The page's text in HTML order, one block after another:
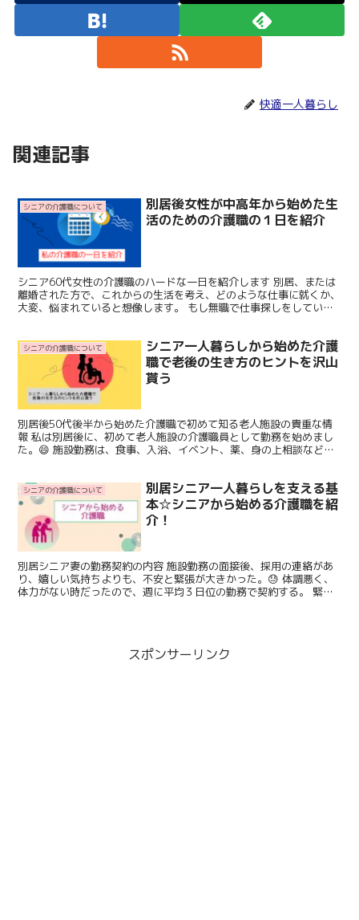
快適一人暮らし
関連記事
シニアの介護職について
別居後女性が中高年から始めた生
活のための介護職の１日を紹介
シニア60代女性の介護職のハードな一日を紹介します 別居、または
離婚された方で、これからの生活を考え、どのような仕事に就くか、
大変、悩まれていると想像します。 もし無職で仕事探しをしている
シニアの介護職について
シニア一人暮らしから始めた介護
職で老後の生き方のヒントを沢山
貰う
別居後50代後半から始めた介護職で初めて知る老人施設の貴重な情
報 私は別居後に、初めて老人施設の介護職員として勤務を始めまし
た。😄 施設勤務は、食事、入浴、イベント、薬、身の上相談など、
シニアの介護職について
別居シニア一人暮らしを支える基
本☆シニアから始める介護職を紹
介！
別居シニア妻の勤務契約の内容 施設勤務の面接後、採用の連絡があ
り、嬉しい気持ちよりも、不安と緊張が大きかった。😓 体調悪く、
体力がない時だったので、週に平均３日位の勤務で契約する。 緊急
スポンサーリンク